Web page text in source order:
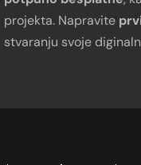
projekta. Napravite
stvaranju svoje